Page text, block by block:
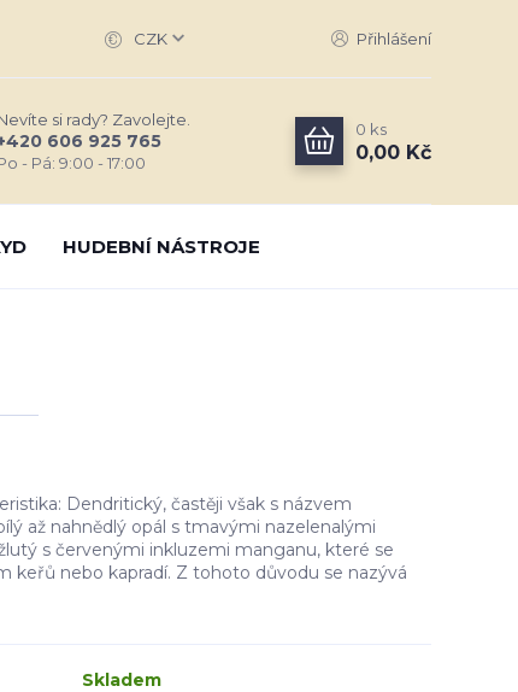
CZK Přihlášení
si rady? Zavolejte.
606 925 765
- Pá: 9:00 - 17:00
0 ks
0,00 Kč
HUDEBNÍ NÁSTROJE
Dendritický, častěji však s názvem
až nahnědlý opál s tmavými nazelenalými
s červenými inkluzemi manganu, které se
keřů nebo kapradí. Z tohoto důvodu se nazývá
Skladem